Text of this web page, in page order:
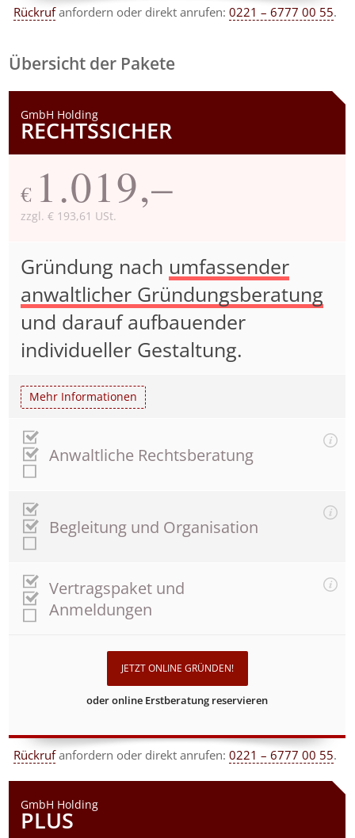
Rückrufanfordern oder direkt anrufen:0221 – 6777 00 55.
Übersicht der Pakete
GmbH Holding
RECHTSSICHER
€ 1.019,–
zzgl. € 193,61 USt.
Gründung nach umfassender
anwaltlicher Gründungsberatung
und darauf aufbauender
individueller Gestaltung.
Mehr Informationen
Anwaltliche Rechtsberatung
Begleitung und Organisation
Vertragspaket und
Anmeldungen
JETZT ONLINE GRÜNDEN!
oder online Erstberatung reservieren
Rückrufanfordern oder direkt anrufen:0221 – 6777 00 55.
GmbH Holding
PLUS